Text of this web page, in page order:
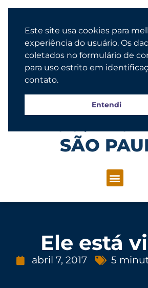
SÃO
Ele está
abril 7, 2017 5
Este site usa cookies para
experiência do usuário. Os
coletados no formulário de
para uso estrito em
contato.
Entendi